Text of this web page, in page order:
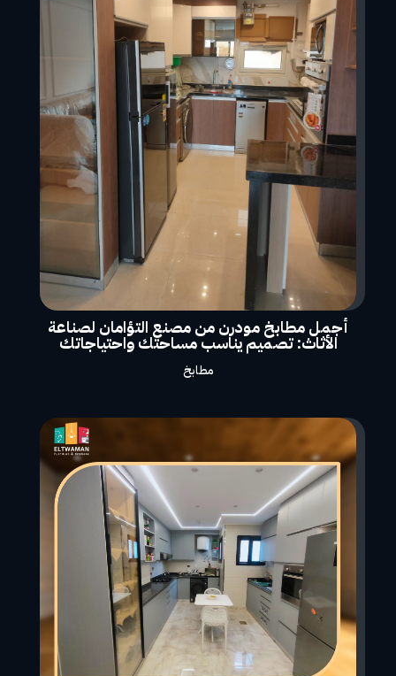
أجمل مطابخ مودرن من مصنع التؤامان لصناعة
الأثاث: تصميم يناسب مساحتك واحتياجاتك
مطابخ